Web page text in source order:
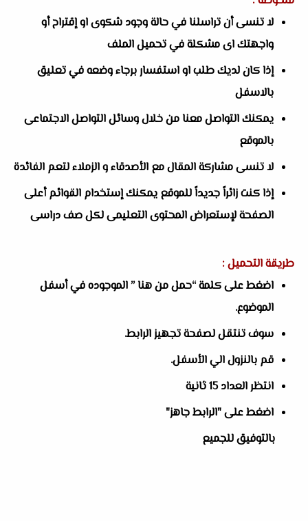
لا تنسى أن تراسلنا في حالة وجود شكوى او إقتراح أو
واجهتك اى مشكلة في تحميل الملف
إذا كان لديك طلب او استفسار برجاء وضعه في تعليق
بالاسفل
يمكنك التواصل معنا من خلال وسائل التواصل الاجتماعى
بالموقع
لا تنسى مشاركة المقال مع الأصدقاء و الزملاء لتعم الفائدة
إذا كنت زائراً جديداً للموقع يمكنك إستخدام القوائم أعلى
الصفحة لإستعراض المحتوى التعليمى لكل صف دراسى
طريقة التحميل :
اضغط على كلمة “حمل من هنا ” الموجوده في أسفل
الموضوع.
سوف تنتقل لصفحة تجهيز الرابط.
قم بالنزول الي الأسفل.
انتظر العداد 15 ثانية
اضغط على "الرابط جاهز"
بالتوفيق للجميع